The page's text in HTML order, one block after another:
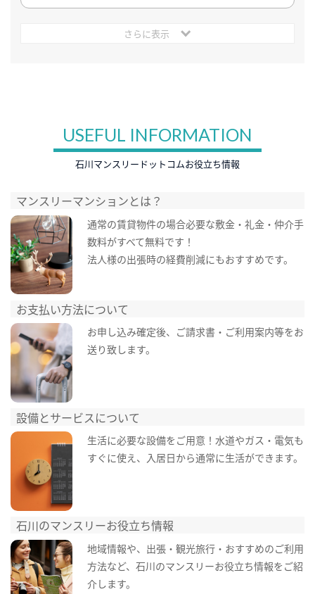
さらに表示
USEFUL INFORMATION
石川マンスリードットコムお役立ち情報
マンスリーマンションとは？
通常の賃貸物件の場合必要な敷金・礼金・仲介手
数料がすべて無料です！
法人様の出張時の経費削減にもおすすめです。
お支払い方法について
お申し込み確定後、ご請求書・ご利用案内等をお
送り致します。
設備とサービスについて
生活に必要な設備をご用意！水道やガス・電気も
すぐに使え、入居日から通常に生活ができます。
石川のマンスリーお役立ち情報
地域情報や、出張・観光旅行・おすすめのご利用
方法など、石川のマンスリーお役立ち情報をご紹
介します。